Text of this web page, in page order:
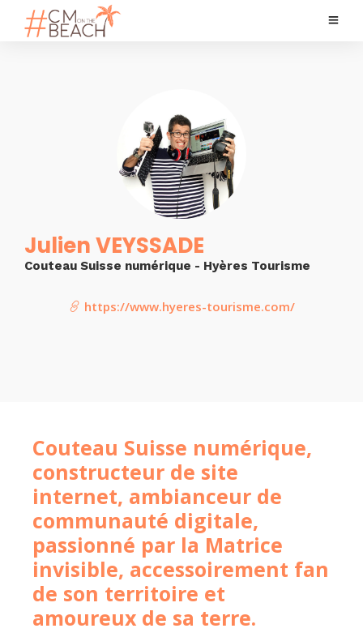
Julien VEYSSADE
Couteau Suisse numérique - Hyères Tourisme
https://www.hyeres-tourisme.com/
Couteau Suisse numérique,
constructeur de site
internet, ambianceur de
communauté digitale,
passionné par la Matrice
invisible, accessoirement fan
de son territoire et
amoureux de sa terre.